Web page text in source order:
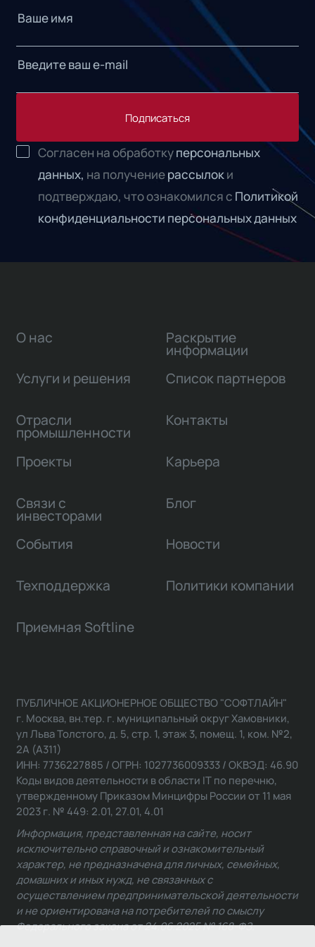
Подписаться
Согласен на обработкуперсональных
данных, на получениерассылоки
подтверждаю, что ознакомился с Политикой
конфиденциальности персональных данных
О нас
Услуги и решения
Отрасли
промышленности
Проекты
Связи с
инвесторами
Раскрытие
информации
Список партнеров
Контакты
Карьера
Блог
События Новости
Техподдержка Политики компании
Приемная Softline
ПУБЛИЧНОЕ АКЦИОНЕРНОЕ ОБЩЕСТВО "СОФТЛАЙН"
г. Москва, вн.тер. г. муниципальный округ Хамовники,
ул Льва Толстого, д. 5, стр. 1, этаж 3, помещ. 1, ком. №2,
2А (А311)
ИНН: 7736227885 / ОГРН: 1027736009333 / ОКВЭД: 46.90
Коды видов деятельности в области IT по перечню,
утвержденному Приказом Минцифры России от 11 мая
2023 г. № 449: 2.01, 27.01, 4.01
Информация, представленная на сайте, носит
исключительно справочный и ознакомительный
характер, не предназначена для личных, семейных,
домашних и иных нужд, не связанных с
осуществлением предпринимательской деятельности
и не ориентирована на потребителей по смыслу
Федерального закона от 24.06.2025 № 168-ФЗ.